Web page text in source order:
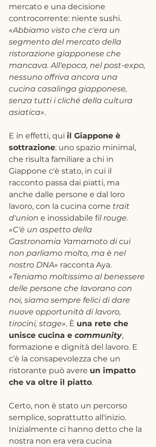
mercato e una decisione
controcorrente: niente sushi.
«Abbiamo visto che c'era un
segmento del mercato della
ristorazione giapponese che
mancava. All'epoca, nel post-expo,
nessuno offriva ancora una
cucina casalinga giapponese,
senza tutti i cliché della cultura
asiatica».
E in effetti, qui il Giappone è
sottrazione: uno spazio minimal,
che risulta familiare a chi in
Giappone c'è stato, in cui il
racconto passa dai piatti, ma
anche dalle persone e dal loro
lavoro, con la cucina come trait
d'union e inossidabile fil rouge.
«C'è un aspetto della
Gastronomia Yamamoto di cui
non parliamo molto, ma è nel
nostro DNA» racconta Aya.
«Teniamo moltissimo al benessere
delle persone che lavorano con
noi, siamo sempre felici di dare
nuove opportunità di lavoro,
tirocini, stage». È una rete che
unisce cucina e community,
formazione e dignità del lavoro. E
c’è la consapevolezza che un
ristorante può avere un impatto
che va oltre il piatto.
Certo, non è stato un percorso
semplice, soprattutto all'inizio.
Inizialmente ci hanno detto che la
nostra non era vera cucina